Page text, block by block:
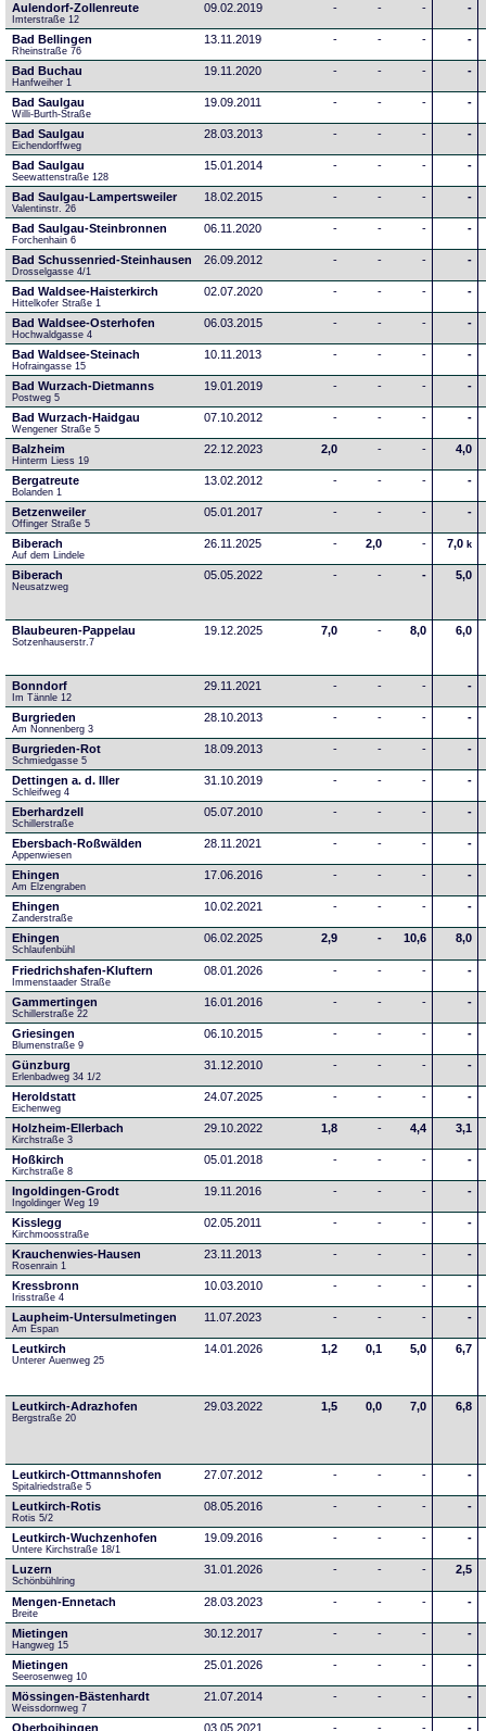
Aulendorf-Zollenreute
Imterstraße 12
09.02.2019 - - - -
Bad Bellingen
Rheinstraße 76
13.11.2019 - - - -
Bad Buchau
Hanfweiher 1
19.11.2020 - - - -
Bad Saulgau
Willi-Burth-Straße
19.09.2011 - - - -
Bad Saulgau
Eichendorffweg
28.03.2013 - - - -
Bad Saulgau
Seewattenstraße 128
15.01.2014 - - - -
Bad Saulgau-Lampertsweiler
Valentinstr. 26
18.02.2015 - - - -
Bad Saulgau-Steinbronnen
Forchenhain 6
06.11.2020 - - - -
Bad Schussenried-Steinhausen
Drosselgasse 4/1
26.09.2012 - - - -
Bad Waldsee-Haisterkirch
Hittelkofer Straße 1
02.07.2020 - - - -
Bad Waldsee-Osterhofen
Hochwaldgasse 4
06.03.2015 - - - -
Bad Waldsee-Steinach
Hofraingasse 15
10.11.2013 - - - -
Bad Wurzach-Dietmanns
Postweg 5
19.01.2019 - - - -
Bad Wurzach-Haidgau
Wengener Straße 5
07.10.2012 - - - -
Balzheim
Hinterm Liess 19
22.12.2023 2,0 - - 4,0
Bergatreute
Bolanden 1
13.02.2012 - - - -
Betzenweiler
Offinger Straße 5
05.01.2017 - - - -
Biberach
Auf dem Lindele
26.11.2025 - 2,0 - 7,0 k
Biberach
Neusatzweg
05.05.2022 - - - 5,0
Blaubeuren-Pappelau
Sotzenhauserstr.7
19.12.2025 7,0 - 8,0 6,0
Bonndorf
Im Tännle 12
29.11.2021 - - - -
Burgrieden
Am Nonnenberg 3
28.10.2013 - - - -
Burgrieden-Rot
Schmiedgasse 5
18.09.2013 - - - -
Dettingen a. d. Iller
Schleifweg 4
31.10.2019 - - - -
Eberhardzell
Schillerstraße
05.07.2010 - - - -
Ebersbach-Roßwälden
Appenwiesen
28.11.2021 - - - -
Ehingen
Am Elzengraben
17.06.2016 - - - -
Ehingen
Zanderstraße
10.02.2021 - - - -
Ehingen
Schlaufenbühl
06.02.2025 2,9 - 10,6 8,0
Friedrichshafen-Kluftern
Immenstaader Straße
08.01.2026 - - - -
Gammertingen
Schillerstraße 22
16.01.2016 - - - -
Griesingen
Blumenstraße 9
06.10.2015 - - - -
Günzburg
Erlenbadweg 34 1/2
31.12.2010 - - - -
Heroldstatt
Eichenweg
24.07.2025 - - - -
Holzheim-Ellerbach
Kirchstraße 3
29.10.2022 1,8 - 4,4 3,1
Hoßkirch
Kirchstraße 8
05.01.2018 - - - -
Ingoldingen-Grodt
Ingoldinger Weg 19
19.11.2016 - - - -
Kisslegg
Kirchmoosstraße
02.05.2011 - - - -
Krauchenwies-Hausen
Rosenrain 1
23.11.2013 - - - -
Kressbronn
Irisstraße 4
10.03.2010 - - - -
Laupheim-Untersulmetingen
Am Espan
11.07.2023 - - - -
Leutkirch
Unterer Auenweg 25
14.01.2026 1,2 0,1 5,0 6,7
Leutkirch-Adrazhofen
Bergstraße 20
29.03.2022 1,5 0,0 7,0 6,8
Leutkirch-Ottmannshofen
Spitalriedstraße 5
27.07.2012 - - - -
Leutkirch-Rotis
Rotis 5/2
08.05.2016 - - - -
Leutkirch-Wuchzenhofen
Untere Kirchstraße 18/1
19.09.2016 - - - -
Luzern
Schönbühlring
31.01.2026 - - - 2,5
Mengen-Ennetach
Breite
28.03.2023 - - - -
Mietingen
Hangweg 15
30.12.2017 - - - -
Mietingen
Seerosenweg 10
25.01.2026 - - - -
Mössingen-Bästenhardt
Weissdornweg 7
21.07.2014 - - - -
Oberboihingen 03.05.2021 - - - -